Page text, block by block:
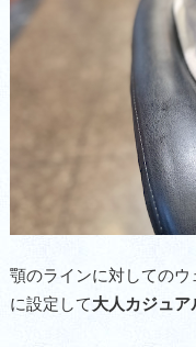
顎のラインに対しての
に設定して大人カジュア